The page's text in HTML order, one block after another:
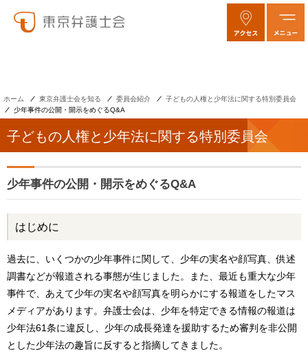
ホーム 東京弁護士会を知る 委員会紹介
子どもの人権と少年法に関する特別委員会
少年事件の公開・開示をめぐるQ&A
子どもの人権と少年法に関する特別委員会
少年事件の公開・開示をめぐるQ&A
はじめに
過去に、いくつかの少年事件に関して、少年の実名や顔写真、供述
調書などが報道される事態が生じました。また、最近も重大な少年
事件で、あえて少年の実名や顔写真を明らかにする報道をしたマス
メディアがあります。弁護士会は、少年を特定できる情報の報道は
少年法61条に違反し、少年の成長発達を援助するため審判を非公開
とした少年法の趣旨に反すると指摘してきました。